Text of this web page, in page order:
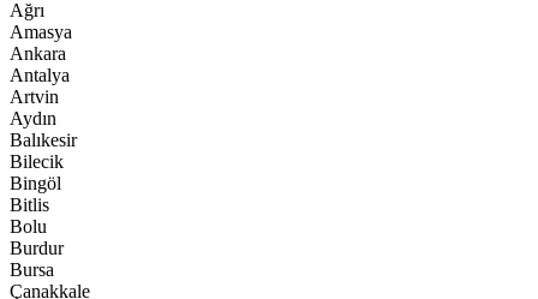
Ağrı
Amasya
Ankara
Antalya
Artvin
Aydın
Balıkesir
Bilecik
Bingöl
Bitlis
Bolu
Burdur
Bursa
Çanakkale